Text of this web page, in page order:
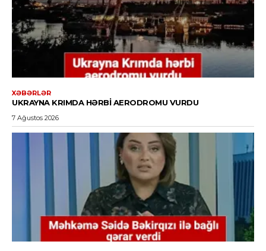
XƏBƏRLƏR
UKRAYNA KRIMDA HƏRBI AERODROMU VURDU
7 Ağustos 2026